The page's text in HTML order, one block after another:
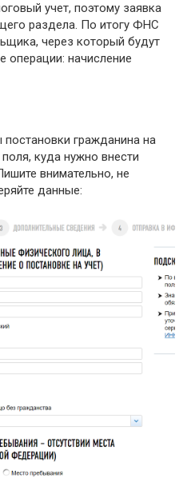
учет, поэтому заявка
раздела. По итогу ФНС
через который будут
операции: начисление
гражданина на
куда нужно внести
внимательно, не
данные: